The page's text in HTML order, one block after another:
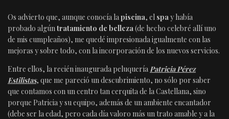
Os advierto que, aunque conocía la piscina, el spa y había
probado algún tratamiento de belleza (de hecho celebré allí uno
de mis cumpleaños), me quedé impresionada igualmente con las
mejoras y sobre todo, con la incorporación de los nuevos servicios.
Entre ellos, la recién inaugurada peluquería Patricia Pérez
Estilistas, que me pareció un descubrimiento, no sólo por saber
que contamos con un centro tan cerquita de la Castellana, sino
porque Patricia y su equipo, además de un ambiente encantador
(debe ser la edad, pero cada día valoro más un trato amable y a la